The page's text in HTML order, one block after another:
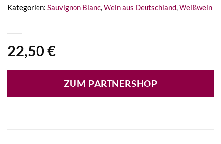
22,50 €
ZUM PARTNERSHOP
Kategorien: Sauvignon Blanc,Wein aus Deutschland,Weißwein